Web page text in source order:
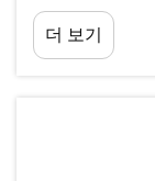
롯된 단순한
향한 근본적
리가 기대하
더 보기